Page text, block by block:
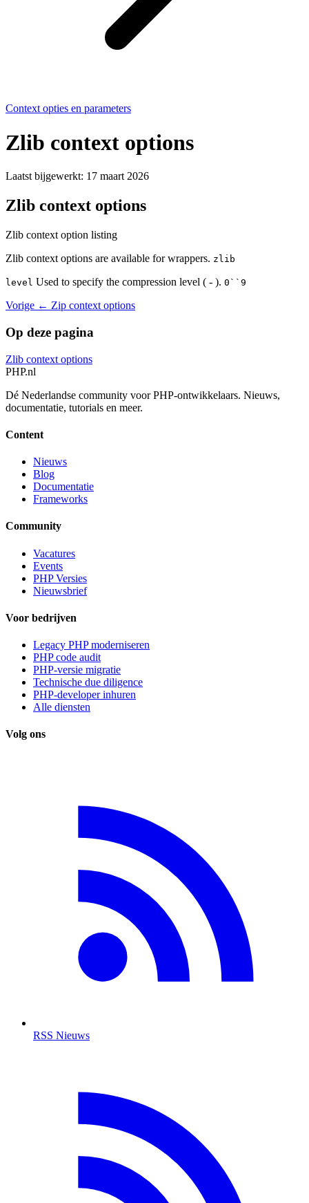
Context opties en parameters
Zlib context options
Laatst bijgewerkt: 17 maart 2026
Zlib context options
Zlib context option listing
Zlib context options are available for wrappers. zlib
level Used to specify the compression level ( - ). 0``9
Vorige ← Zip context options
Op deze pagina
Zlib context options
PHP.nl
Dé Nederlandse community voor PHP-ontwikkelaars. Nieuws,
documentatie, tutorials en meer.
Content
Nieuws
Blog
Documentatie
Frameworks
Community
Vacatures
Events
PHP Versies
Nieuwsbrief
Voor bedrijven
Legacy PHP moderniseren
PHP code audit
PHP-versie migratie
Technische due diligence
PHP-developer inhuren
Alle diensten
Volg ons
RSS Nieuws